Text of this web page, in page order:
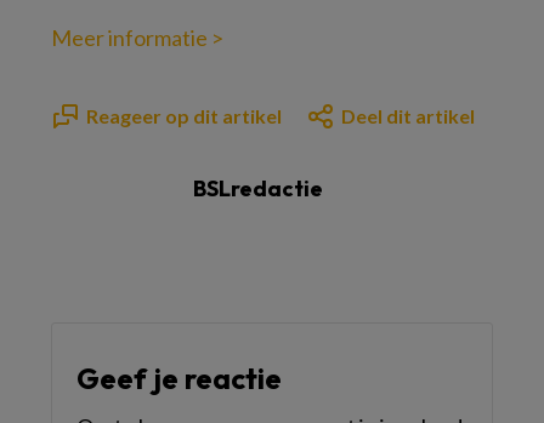
Meer informatie >
Reageer op dit artikel Deel dit artikel
BSLredactie
Geef je reactie